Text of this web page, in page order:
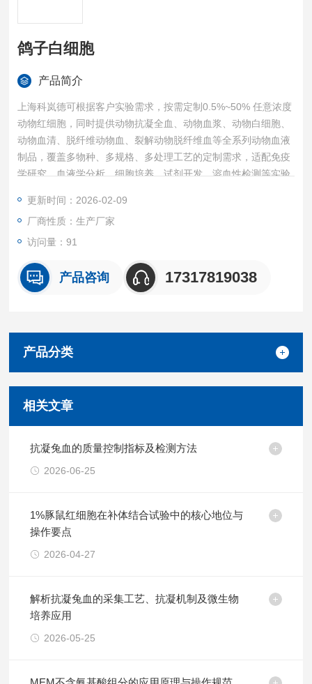
鸽子白细胞
产品简介
上海科岚德可根据客户实验需求，按需定制0.5%~50% 任意浓度
动物红细胞，同时提供动物抗凝全血、动物血浆、动物白细胞、
动物血清、脱纤维动物血、裂解动物脱纤维血等全系列动物血液
制品，覆盖多物种、多规格、多处理工艺的定制需求，适配免疫
学研究、血液学分析、细胞培养、试剂开发、溶血性检测等实验
我们坚持源头质控 + 按需定制 + 高效交付的核心优势，所有产品
均经无菌采集、标准化处理与严格质量检测。
更新时间：2026-02-09
厂商性质：生产厂家
访问量：91
产品咨询 17317819038
产品分类
相关文章
抗凝兔血的质量控制指标及检测方法
2026-06-25
1%豚鼠红细胞在补体结合试验中的核心地位与
操作要点
2026-04-27
解析抗凝兔血的采集工艺、抗凝机制及微生物
培养应用
2026-05-25